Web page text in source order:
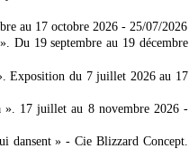
au 17 octobre 2026 - 25/07/2026
Du 19 septembre au 19 décembre
Exposition du 7 juillet 2026 au 17
». 17 juillet au 8 novembre 2026 -
dansent » - Cie Blizzard Concept.